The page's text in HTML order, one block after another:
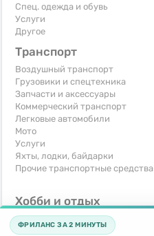
Спец. одежда и обувь
Услуги
Другое
Транспорт
Воздушный транспорт
Грузовики и спецтехника
Запчасти и аксессуары
Коммерческий транспорт
Легковые автомобили
Мото
Услуги
Яхты, лодки, байдарки
Прочие транспортные средства
Хобби и отдых
Книги и журналы
Музыкальные инструменты
ФРИЛАНС ЗА 2 МИНУТЫ